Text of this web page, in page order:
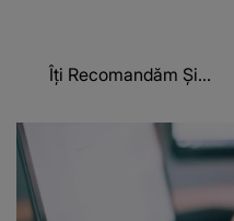
Îți Recomandăm Și...